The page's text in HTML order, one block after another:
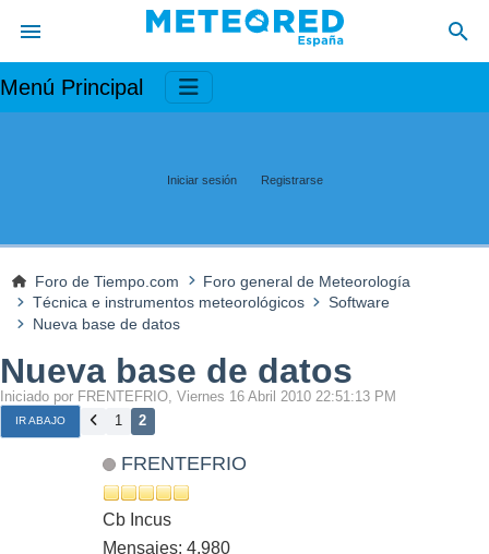
Menú Principal
Iniciar sesión Registrarse
Foro de Tiempo.com
Foro general de Meteorología
Técnica e instrumentos meteorológicos
Software
Nueva base de datos
Nueva base de datos
Iniciado por FRENTEFRIO, Viernes 16 Abril 2010 22:51:13 PM
IR ABAJO 1 2
FRENTEFRIO
Cb Incus
Mensajes: 4,980